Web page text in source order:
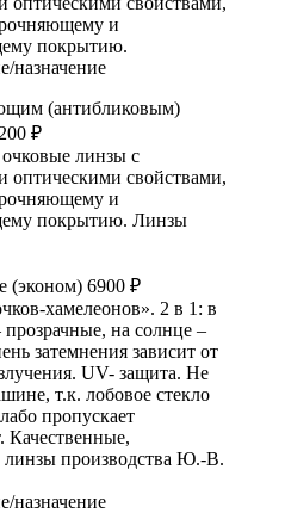
и
покрытию.
назначение
(антибликовым)
₽
линзы с
оптическими свойствами,
и
покрытию. Линзы
(эконом) 6900 ₽
хамелеонов». 2 в 1: в
на солнце –
затемнения зависит от
UV- защита. Не
т.к. лобовое стекло
пропускает
Качественные,
линзы производства Ю.-В.
назначение